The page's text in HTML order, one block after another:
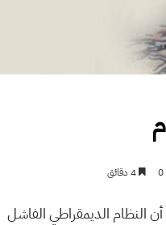
0 4 دقائق
النظام الدیمقراطي الفاشل